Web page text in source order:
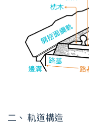
二、 軌道構造